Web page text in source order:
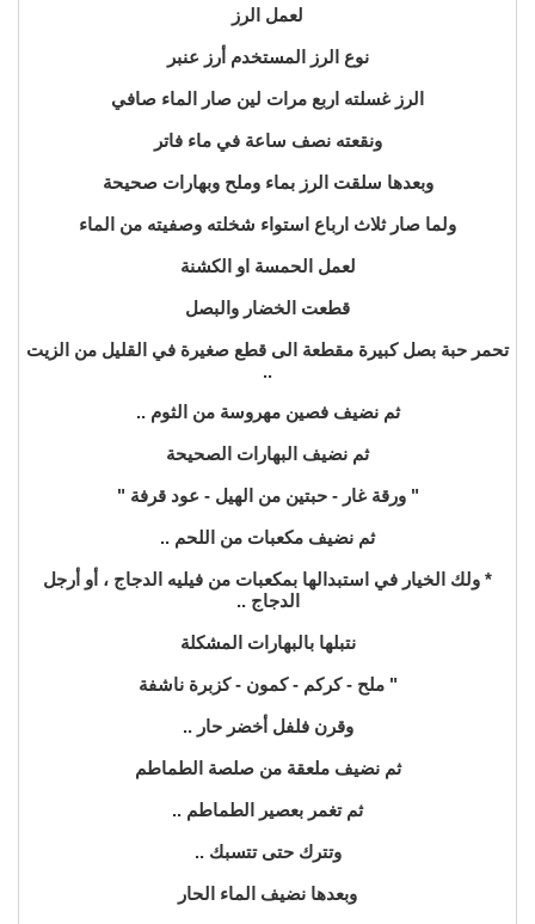
لعمل الرز
نوع الرز المستخدم أرز عنبر
الرز غسلته اربع مرات لين صار الماء صافي
ونقعته نصف ساعة في ماء فاتر
وبعدها سلقت الرز بماء وملح وبهارات صحيحة
ولما صار ثلاث ارباع استواء شخلته وصفيته من الماء
لعمل الحمسة او الكشنة
قطعت الخضار والبصل
تحمر حبة بصل كبيرة مقطعة الى قطع صغيرة في القليل من الزيت
..
ثم نضيف فصين مهروسة من الثوم ..
ثم نضيف البهارات الصحيحة
" ورقة غار - حبتين من الهيل - عود قرفة "
ثم نضيف مكعبات من اللحم ..
* ولك الخيار في استبدالها بمكعبات من فيليه الدجاج ، أو أرجل
الدجاج ..
نتبلها بالبهارات المشكلة
" ملح - كركم - كمون - كزبرة ناشفة
وقرن فلفل أخضر حار ..
ثم نضيف ملعقة من صلصة الطماطم
ثم تغمر بعصير الطماطم ..
وتترك حتى تتسبك ..
وبعدها نضيف الماء الحار